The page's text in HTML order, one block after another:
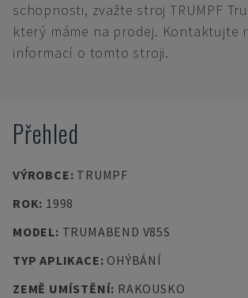
schopnosti, zvažte stroj TRUMPF
který máme na prodej. Kontaktujte
informací o tomto stroji.
Přehled
VÝROBCE: TRUMPF
ROK: 1998
MODEL: TRUMABEND V85S
TYP APLIKACE: OHÝBÁNÍ
ZEMĚ UMÍSTĚNÍ: RAKOUSKO